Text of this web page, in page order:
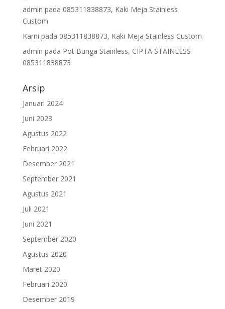
admin pada 085311838873, Kaki Meja Stainless
Custom
Karni pada 085311838873, Kaki Meja Stainless Custom
admin pada Pot Bunga Stainless, CIPTA STAINLESS
085311838873
Arsip
Januari 2024
Juni 2023
Agustus 2022
Februari 2022
Desember 2021
September 2021
Agustus 2021
Juli 2021
Juni 2021
September 2020
Agustus 2020
Maret 2020
Februari 2020
Desember 2019